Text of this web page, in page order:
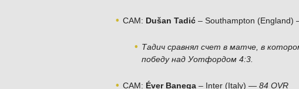
CAM: Dušan Tadić– Southampton (England)
Тадич сравнял счет в матче, в
победу над Уотфордом 4:3.
CAM: Éver Banega– Inter (Italy) — 84 OVR